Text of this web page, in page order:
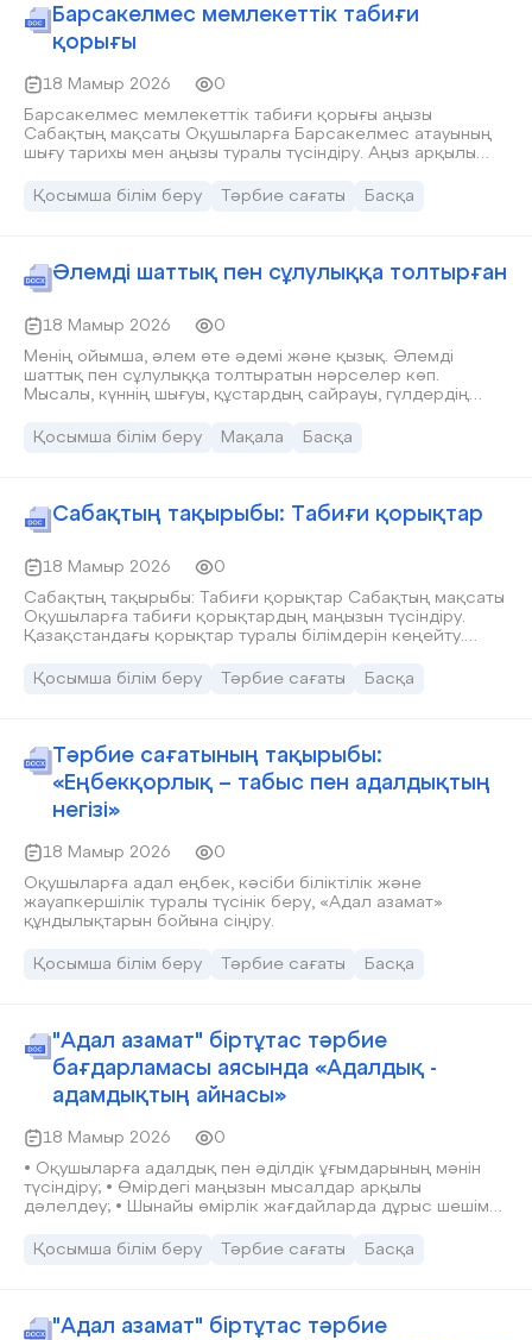
Барсакелмес мемлекеттік табиғи
қорығы
18 Мамыр 2026
0
Барсакелмес мемлекеттік табиғи қорығы аңызы
Сабақтың мақсаты Оқушыларға Барсакелмес атауының
шығу тарихы мен аңызы туралы түсіндіру. Аңыз арқылы
Табиғатты құрметтеуге тәрбиелеу.
Қосымша білім беру Тәрбие сағаты Басқа
Әлемді шаттық пен сұлулыққа толтырған
18 Мамыр 2026
0
Менің ойымша, әлем өте әдемі және қызық. Әлемді
шаттық пен сұлулыққа толтыратын нәрселер көп.
Мысалы, күннің шығуы, құстардың сайрауы, гүлдердің
Таңертең күн шыққанда, айнала жарық болып, көңіліміз
етіп көрсетеді.
Қосымша білім беру Мақала Басқа
Сабақтың тақырыбы: Табиғи қорықтар
18 Мамыр 2026
0
Сабақтың тақырыбы: Табиғи қорықтар Сабақтың мақсаты
Оқушыларға табиғи қорықтардың маңызын түсіндіру.
Қазақстандағы қорықтар туралы білімдерін кеңейту.
Қосымша білім беру
Тәрбие сағаты Басқа
Тәрбие сағатының тақырыбы:
«Еңбекқорлық – табыс пен адалдықтың
негізі»
18 Мамыр 2026
0
Оқушыларға адал еңбек, кәсіби біліктілік және
жауапкершілік туралы түсінік беру, «Адал азамат»
құндылықтарын бойына сіңіру.
Қосымша білім беру Тәрбие сағаты Басқа
"Адал азамат" біртұтас тәрбие
бағдарламасы аясында «Адалдық -
адамдықтың айнасы»
18 Мамыр 2026
0
• Оқушыларға адалдық пен әділдік ұғымдарының мәнін
түсіндіру; • Өмірдегі маңызын мысалдар арқылы
дәлелдеу; • Шынайы өмірлік жағдайларда дұрыс шешім
Қосымша білім беру
Тәрбие сағаты Басқа
"Адал азамат" біртұтас тәрбие